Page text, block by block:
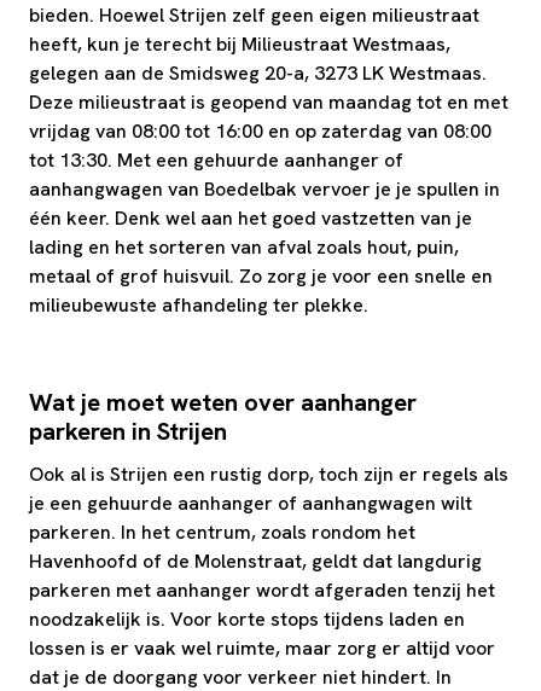
bieden. Hoewel Strijen zelf geen eigen milieustraat
heeft, kun je terecht bij Milieustraat Westmaas,
gelegen aan de Smidsweg 20-a, 3273 LK Westmaas.
Deze milieustraat is geopend van maandag tot en met
vrijdag van 08:00 tot 16:00 en op zaterdag van 08:00
tot 13:30. Met een gehuurde aanhanger of
aanhangwagen van Boedelbak vervoer je je spullen in
één keer. Denk wel aan het goed vastzetten van je
lading en het sorteren van afval zoals hout, puin,
metaal of grof huisvuil. Zo zorg je voor een snelle en
milieubewuste afhandeling ter plekke.
Wat je moet weten over aanhanger
parkeren in Strijen
Ook al is Strijen een rustig dorp, toch zijn er regels als
je een gehuurde aanhanger of aanhangwagen wilt
parkeren. In het centrum, zoals rondom het
Havenhoofd of de Molenstraat, geldt dat langdurig
parkeren met aanhanger wordt afgeraden tenzij het
noodzakelijk is. Voor korte stops tijdens laden en
lossen is er vaak wel ruimte, maar zorg er altijd voor
dat je de doorgang voor verkeer niet hindert. In